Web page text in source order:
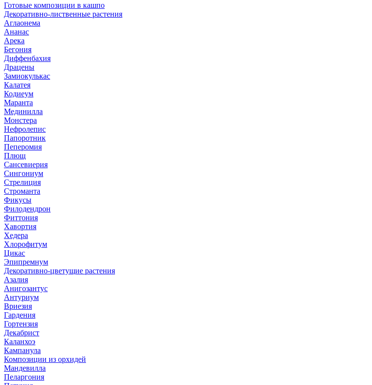
Готовые композиции в кашпо
Декоративно-лиственные растения
Аглаонема
Ананас
Арека
Бегония
Диффенбахия
Драцены
Замиокулькас
Калатея
Кодиеум
Маранта
Мединилла
Монстера
Нефролепис
Папоротник
Пеперомия
Плющ
Сансевиерия
Сингониум
Стрелиция
Строманта
Фикусы
Филодендрон
Фиттония
Хавортия
Хедера
Хлорофитум
Цикас
Эпипремнум
Декоративно-цветущие растения
Азалия
Анигозантус
Антуриум
Вриезия
Гардения
Гортензия
Декабрист
Каланхоэ
Кампанула
Композиции из орхидей
Мандевилла
Пеларгония